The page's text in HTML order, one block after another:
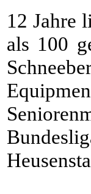
12 Jahre
als 100